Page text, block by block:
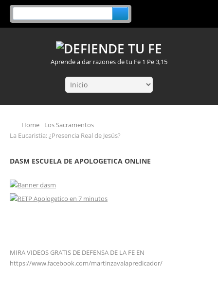
Aprende a dar razones de tu Fe 1 Pe 3,15
Home
Los Sacramentos
La Eucaristia: ¿Presencia Real de Jesús?
DASM ESCUELA DE APOLOGETICA ONLINE
MIRA VIDEOS GRATIS DE DEFENSA DE LA FE EN
https://www.facebook.com/martinzavalapredicador/